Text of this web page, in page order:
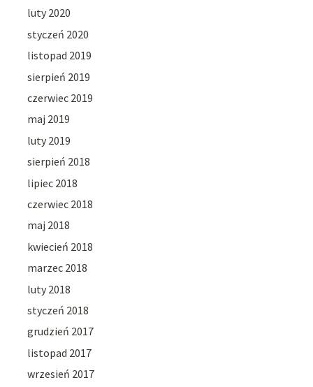
luty 2020
styczeń 2020
listopad 2019
sierpień 2019
czerwiec 2019
maj 2019
luty 2019
sierpień 2018
lipiec 2018
czerwiec 2018
maj 2018
kwiecień 2018
marzec 2018
luty 2018
styczeń 2018
grudzień 2017
listopad 2017
wrzesień 2017